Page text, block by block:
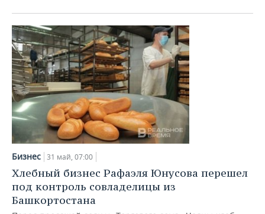
Бизнес 31 май, 07:00
Хлебный бизнес Рафаэля Юнусова перешел
под контроль совладелицы из
Башкортостана